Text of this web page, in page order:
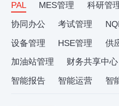
PAL
MES管理 科研管
协同办公
考试管理
设备管理
HSE管理
供
加油站管理
财务共享中心
智能报告
智能运营 智